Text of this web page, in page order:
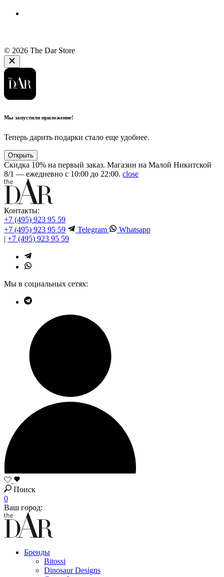
© 2026 The Dar Store
Мы запустили приложение!
Теперь дарить подарки стало еще удобнее.
Открыть
Скидка 10% на первый заказ. Магазин на Малой Никитской
8/1 — ежедневно с 10:00 до 22:00. close
Контакты:
+7 (495) 923 95 59
+7 (495) 923 95 59
Telegram
Whatsapp
| +7 (495) 923 95 59
Мы в социальных сетях:
Поиск
0
Ваш город:
Бренды
Bitossi
Dinosaur Designs